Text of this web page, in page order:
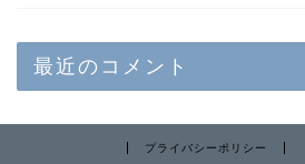
最近のコメント
プライバシーポリシー